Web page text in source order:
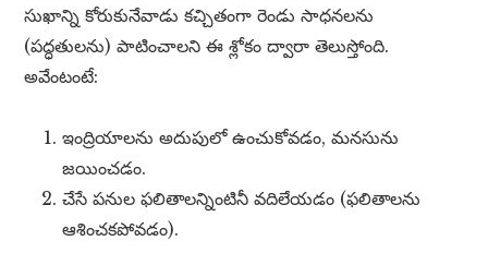
సుఖాన్ని కోరుకునేవాడు కచ్చితంగా రెండు సాధనలను
(పద్ధతులను) పాటించాలని ఈ శ్లోకం ద్వారా తెలుస్తోంది.
అవేంటంటే:
ఇంద్రియాలను అదుపులో ఉంచుకోవడం, మనసును
జయించడం.
చేసే పనుల ఫలితాలన్నింటినీ వదిలేయడం (ఫలితాలను
ఆశించకపోవడం).